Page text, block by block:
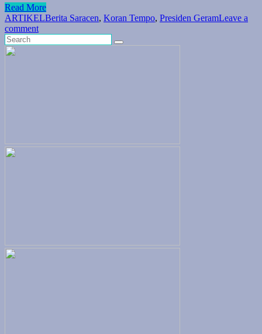
Read More
ARTIKELBerita Saracen, Koran Tempo, Presiden GeramLeave a
comment